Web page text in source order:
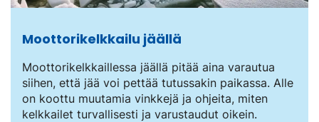
Moottorikelkkailu jäällä
Moottorikelkkaillessa jäällä pitää aina varautua
siihen, että jää voi pettää tutussakin paikassa. Alle
on koottu muutamia vinkkejä ja ohjeita, miten
kelkkailet turvallisesti ja varustaudut oikein.